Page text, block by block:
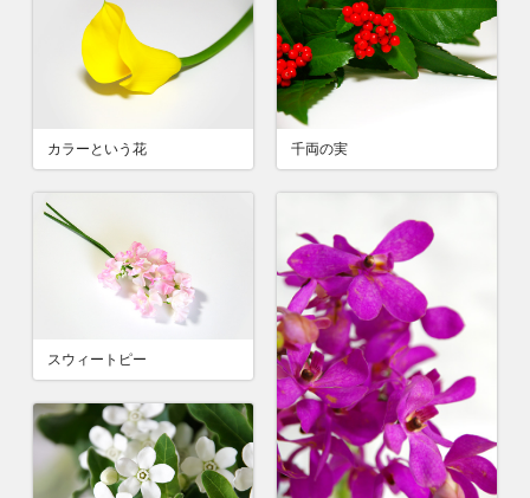
カラーという花 千両の実
スウィートピー